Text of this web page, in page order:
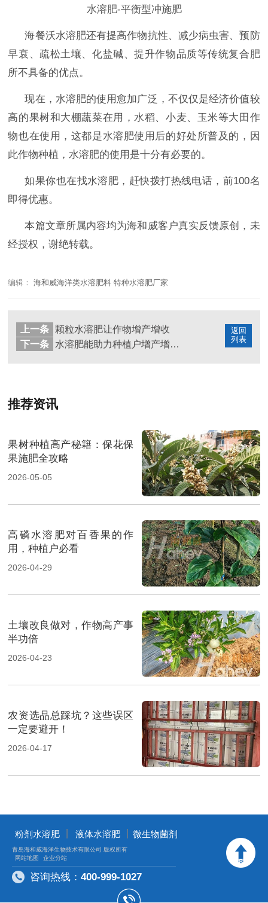
水溶肥-平衡型冲施肥
海餐沃水溶肥还有提高作物抗性、减少病虫害、预防
早衰、疏松土壤、化盐碱、提升作物品质等传统复合肥
所不具备的优点。
现在，水溶肥的使用愈加广泛，不仅仅是经济价值较
高的果树和大棚蔬菜在用，水稻、小麦、玉米等大田作
物也在使用，这都是水溶肥使用后的好处所普及的，因
此作物种植，水溶肥的使用是十分有必要的。
如果你也在找水溶肥 ，赶快拨打热线电话，前100名
即得优惠。
本篇文章所属内容均为海和威客户真实反馈原创，未
经授权，谢绝转载。
编辑：海和威海洋类水溶肥料 特种水溶肥厂家
返回
列表
上一条
颗粒水溶肥让作物增产增收
下一条
水溶肥能助力种植户增产增收，你还不知道？
推荐资讯
果树种植高产秘籍：保花保
果施肥全攻略
2026-05-05
高磷水溶肥对百香果的作
用，种植户必看
2026-04-29
土壤改良做对，作物高产事
半功倍
2026-04-23
农资选品总踩坑？这些误区
一定要避开！
2026-04-17
粉剂水溶肥 液体水溶肥 丨微生物菌剂
青岛海和威海洋生物技术有限公司 版权所有
网站地图
企业分站
咨询热线：400-999-1027